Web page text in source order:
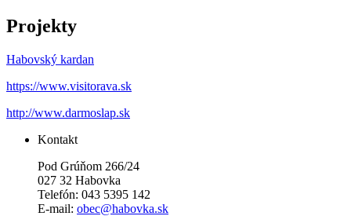
Projekty
Habovský kardan
https://www.visitorava.sk
http://www.darmoslap.sk
Kontakt
Pod Grúňom 266/24
027 32 Habovka
Telefón: 043 5395 142
E-mail: obec@habovka.sk